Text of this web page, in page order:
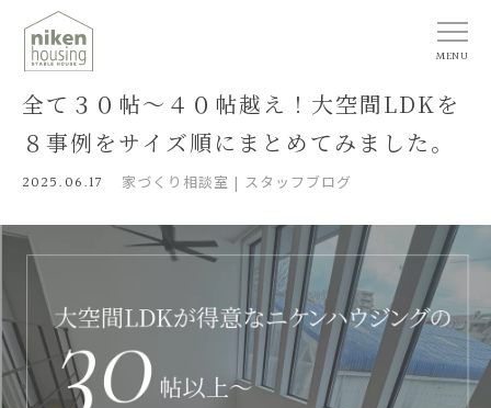
MENU
全て３０帖～４０帖越え！大空間LDKを
８事例をサイズ順にまとめてみました。
2025.06.17 家づくり相談室 スタッフブログ